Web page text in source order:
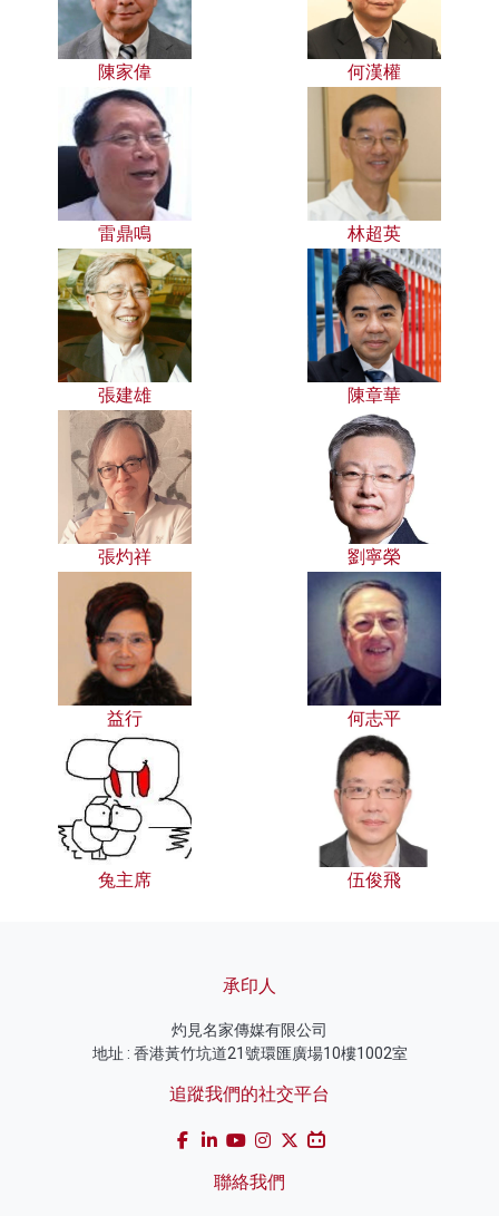
陳家偉 何漢權
雷鼎鳴 林超英
張建雄 陳章華
張灼祥 劉寧榮
益行 何志平
兔主席 伍俊飛
承印人
灼見名家傳媒有限公司
地址 : 香港黃竹坑道21號環匯廣場10樓1002室
追蹤我們的社交平台
聯絡我們